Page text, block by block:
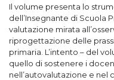
Il volume presenta lo
dell’Insegnante di Scuola
valutazione mirata
riprogettazione delle
primaria. L’intento – del
quello di sostenere i
nell’autovalutazione e nel